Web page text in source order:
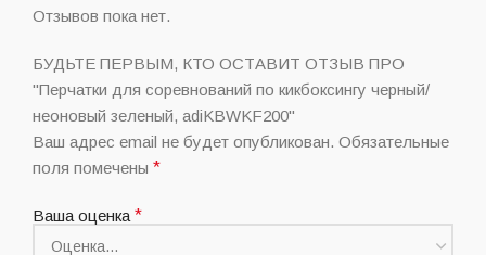
Отзывов пока нет.
БУДЬТЕ ПЕРВЫМ, КТО ОСТАВИТ ОТЗЫВ ПРО
"Перчатки для соревнований по кикбоксингу черный/
неоновый зеленый, adiKBWKF200"
Ваш адрес email не будет опубликован. Обязательные
поля помечены *
Ваша оценка *